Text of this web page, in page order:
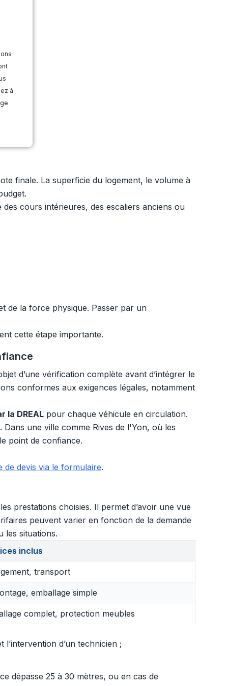
à
finale. La superficie du logement, le volume à
cours intérieures, des escaliers anciens ou
de la force physique. Passer par un
cette étape importante.
d’une vérification complète avant d’intégrer le
conformes aux exigences légales, notamment
la DREAL pour chaque véhicule en circulation.
une ville comme Rives de l'Yon, où les
point de confiance.
de devis via le formulaire.
prestations choisies. Il permet d’avoir une vue
peuvent varier en fonction de la demande
les situations.
inclus
transport
emballage simple
complet, protection meubles
d’un technicien ;
dépasse 25 à 30 mètres, ou en cas de